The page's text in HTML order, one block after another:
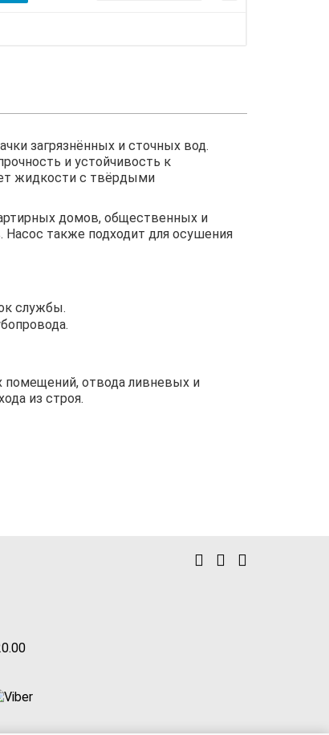
загрязнённых и сточных вод.
и устойчивость к
жидкости с твёрдыми
домов, общественных и
также подходит для осушения
службы.
помещений, отвода ливневых и
из строя.